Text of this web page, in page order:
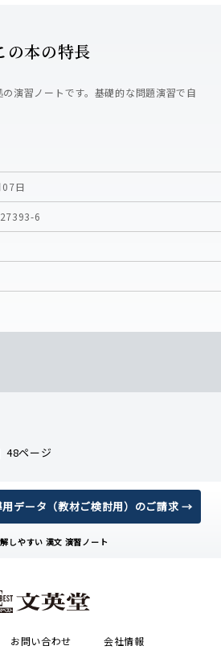
の本の特長
の演習ノートです。基礎的な問題演習で自
日
6
48ページ
用データ（教材ご検討用）のご請求 →
しやすい 漢文 演習ノート
お問い合わせ 会社情報